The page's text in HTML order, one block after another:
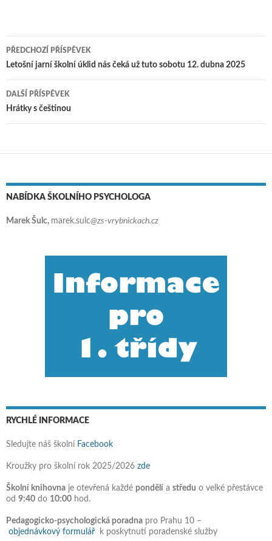
Navigace pro příspěvky
PŘEDCHOZÍ PŘÍSPĚVEK
Letošní jarní školní úklid nás čeká už tuto sobotu 12. dubna 2025
DALŠÍ PŘÍSPĚVEK
Hrátky s češtinou
NABÍDKA ŠKOLNÍHO PSYCHOLOGA
Marek Šulc, marek.sulc@zs-vrybnickach.cz
RYCHLÉ INFORMACE
Sledujte náš školní Facebook
Kroužky pro školní rok 2025/2026 zde
Školní knihovna je otevřená každé pondělí a středu o velké přestávce
od 9:40 do 10:00 hod.
Pedagogicko-psychologická poradna pro Prahu 10 –
objednávkový formulář k poskytnutí poradenské služby